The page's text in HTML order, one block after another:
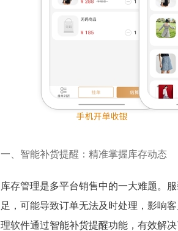
一、智能补货提醒：精准掌握库存动态
库存管理是多平台销售中的一大难题。
足，可能导致订单无法及时处理，影响
理软件通过智能补货提醒功能，有效解决